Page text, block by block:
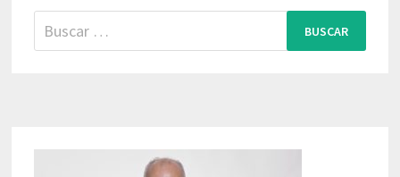
Buscar: